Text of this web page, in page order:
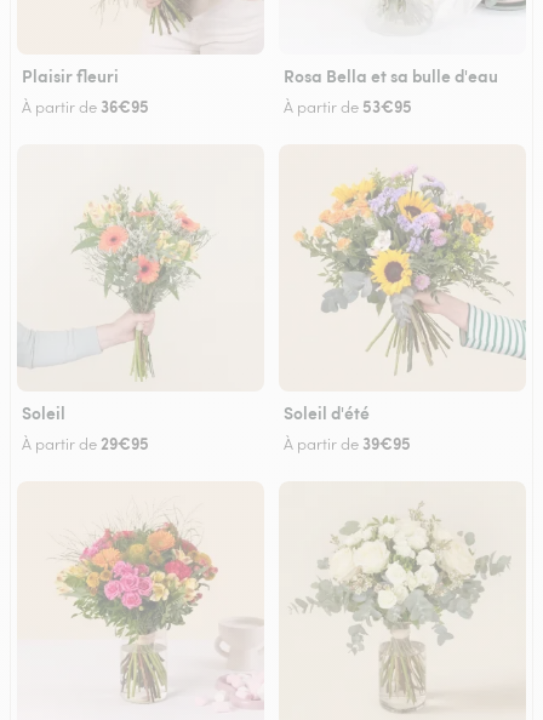
Plaisir fleuri
À partir de 36€95
Rosa Bella et sa bulle d'eau
À partir de 53€95
Soleil
À partir de 29€95
Soleil d'été
À partir de 39€95